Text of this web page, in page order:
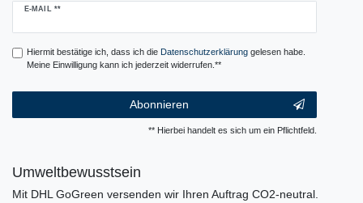
E-MAIL **
Newsletter
Hiermit bestätige ich, dass ich die Daten­schutz­erklärunggelesen habe.
Meine Einwilligung kann ich jederzeit widerrufen.**
Abonnieren
** Hierbei handelt es sich um ein Pflichtfeld.
Umweltbewusstsein
Mit DHL GoGreen versenden wir Ihren Auftrag CO2-neutral.